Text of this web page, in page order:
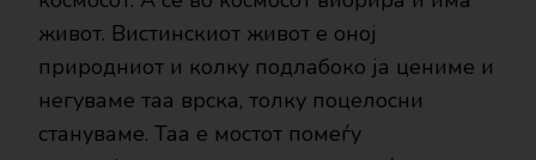
живот. Вистинскиот живот е оној
природниот и колку подлабоко ја цениме и
негуваме таа врска, толку поцелосни
стануваме. Таа е мостот помеѓу